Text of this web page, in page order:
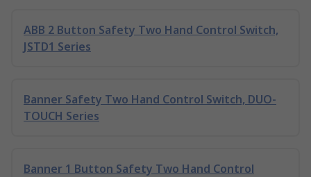
ABB 2 Button Safety Two Hand Control Switch,
JSTD1 Series
Banner Safety Two Hand Control Switch, DUO-
TOUCH Series
Banner 1 Button Safety Two Hand Control